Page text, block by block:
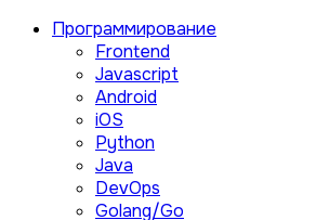
Программирование
Frontend
Javascript
Android
iOS
Python
Java
DevOps
Golang/Go